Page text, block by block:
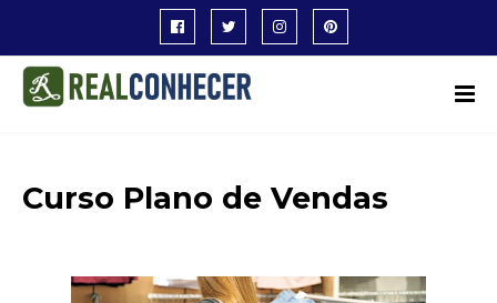
Curso Plano de Vendas